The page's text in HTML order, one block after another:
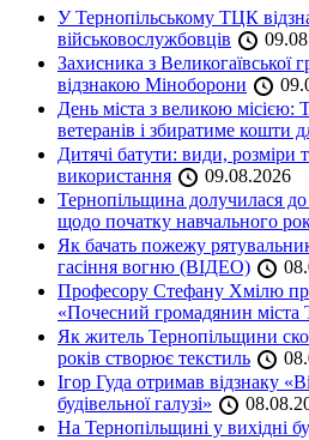
У Тернопільському ТЦК
військовослужбовців
Захисника з Великогаївської
відзнакою Міноборони
День міста з великою місією:
ветеранів і збиратиме кошти
Дитячі батути: види, розміри
використання
09.08.2026
Тернопільщина долучилася
щодо початку навчального
Як бачать пожежу
гасіння вогню (ВІДЕО)
Професору Стефану Хмілю
«Почесний громадянин міста
Як житель Тернопільщини
років створює текстиль
Ігор Гуда отримав відзнаку
будівельної галузі»
На Тернопільщині у вихідні